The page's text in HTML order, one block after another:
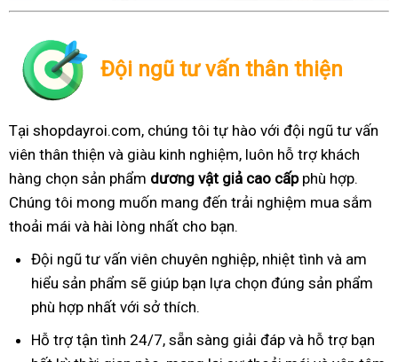
Đội ngũ tư vấn thân thiện
Tại shopdayroi.com, chúng tôi tự hào với đội ngũ tư vấn
viên thân thiện và giàu kinh nghiệm, luôn hỗ trợ khách
hàng chọn sản phẩm dương vật giả cao cấpphù hợp.
Chúng tôi mong muốn mang đến trải nghiệm mua sắm
thoải mái và hài lòng nhất cho bạn.
Đội ngũ tư vấn viên chuyên nghiệp, nhiệt tình và am
hiểu sản phẩm sẽ giúp bạn lựa chọn đúng sản phẩm
phù hợp nhất với sở thích.
Hỗ trợ tận tình 24/7, sẵn sàng giải đáp và hỗ trợ bạn